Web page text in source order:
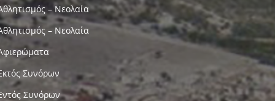
– Νεολαία
– Νεολαία
Συνόρων
Συνόρων